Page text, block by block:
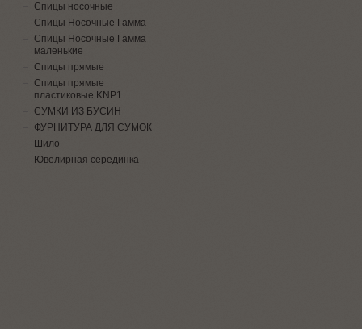
Спицы носочные
Спицы Носочные Гамма
Спицы Носочные Гамма
маленькие
Спицы прямые
Спицы прямые
пластиковые KNP1
СУМКИ ИЗ БУСИН
ФУРНИТУРА ДЛЯ СУМОК
Шило
Ювелирная серединка